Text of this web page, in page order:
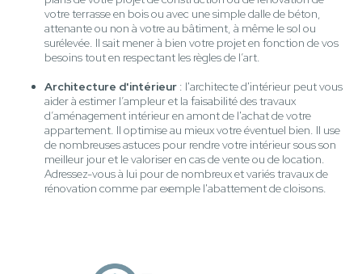
votre terrasse en bois ou avec une simple dalle de béton,
attenante ou non à votre au bâtiment, à même le sol ou
surélevée. Il sait mener à bien votre projet en fonction de vos
besoins tout en respectant les règles de l’art.
Architecture d'intérieur : l'architecte d'intérieur peut vous
aider à estimer l’ampleur et la faisabilité des travaux
d’aménagement intérieur en amont de l'achat de votre
appartement. Il optimise au mieux votre éventuel bien. Il use
de nombreuses astuces pour rendre votre intérieur sous son
meilleur jour et le valoriser en cas de vente ou de location.
Adressez-vous à lui pour de nombreux et variés travaux de
rénovation comme par exemple l'abattement de cloisons.